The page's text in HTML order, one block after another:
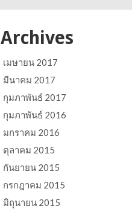
Archives
เมษายน 2017
มีนาคม 2017
กุมภาพันธ์ 2017
กุมภาพันธ์ 2016
มกราคม 2016
ตุลาคม 2015
กันยายน 2015
กรกฎาคม 2015
มิถุนายน 2015